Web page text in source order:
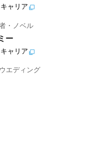
キャリア
・ノベル
ー
キャリア
エディング